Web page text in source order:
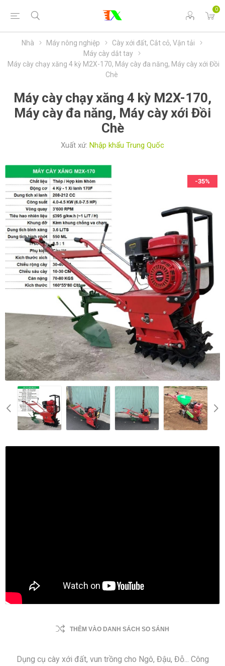
0
Nhà Máy nông nghiệp
Cày xới đất, Cắt cỏ, Vận tải
Máy cày dắt tay
Máy cày chạy xăng 4 kỳ M2X-170, Máy cày đa năng, Máy cày xới Đồi
Chè
Máy cày chạy xăng 4 kỳ M2X-170,
Máy cày đa năng, Máy cày xới Đồi
Chè
Xuất xứ: Nhập khẩu Trung Quốc
-35%
THÊM VÀO DANH SÁCH SO SÁNH
Dụng cụ cày xới đất, vun trồng cho Ngô, Đậu, Đỗ... Công